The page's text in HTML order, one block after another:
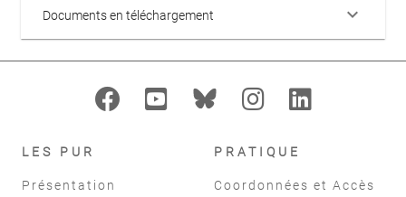
Documents en téléchargement keyboard_arrow_down
LES PUR
Présentation
PRATIQUE
Coordonnées et Accès